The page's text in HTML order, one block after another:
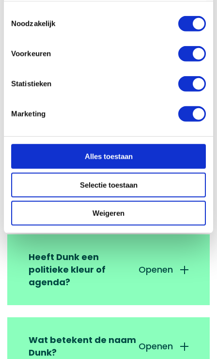
Noodzakelijk
Voorkeuren
Statistieken
Marketing
Alles toestaan
Selectie toestaan
Weigeren
Dunk beschikbaar?
Is burgerschap
hetzelfde als sociaal-
emotioneel leren?
Heeft Dunk een
politieke kleur of
agenda?
Openen
Wat betekent de naam
Dunk?
Openen